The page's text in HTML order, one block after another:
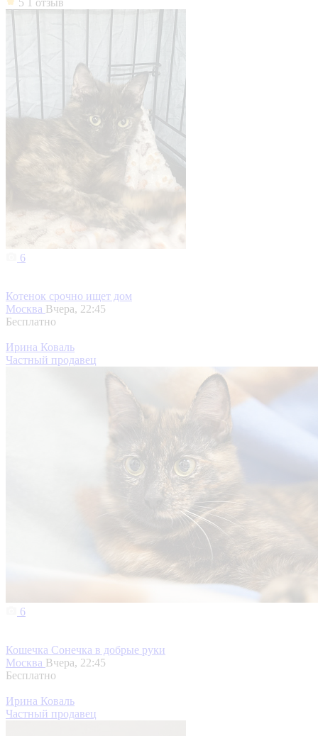
5 1 отзыв
6
Котенок срочно ищет дом
Москва Вчера, 22:45
Бесплатно
Ирина Коваль
Частный продавец
6
Кошечка Сонечка в добрые руки
Москва Вчера, 22:45
Бесплатно
Ирина Коваль
Частный продавец